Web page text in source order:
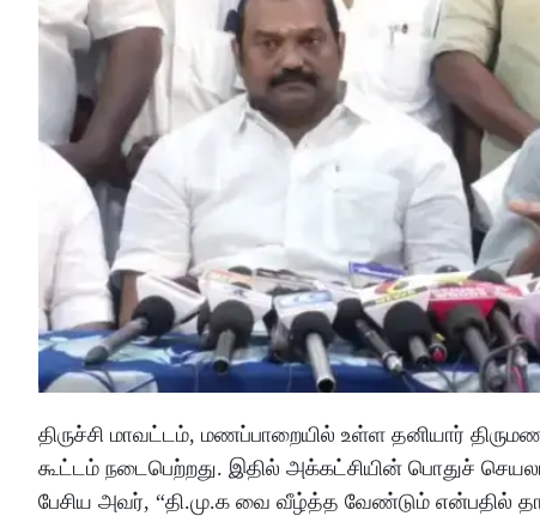
திருச்சி மாவட்டம், மணப்பாறையில் உள்ள தனியார்
கூட்டம் நடைபெற்றது. இதில் அக்கட்சியின் பொதுச்
பேசிய அவர், “தி.மு.க வை வீழ்த்த வேண்டும் என்பதில்